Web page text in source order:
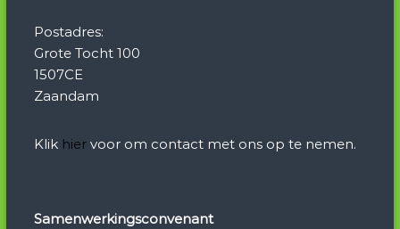
Postadres:
Grote Tocht 100
1507CE
Zaandam
Klik hiervoor om contact met ons op te nemen.
Samenwerkingsconvenant